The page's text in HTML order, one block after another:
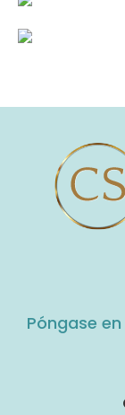
Póngase